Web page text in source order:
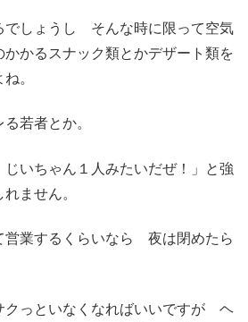
でしょうし そんな時に限って空気
かかるスナック類とかデザート類を
。
若者とか。
いちゃん１人みたいだぜ！」と強
ません。
営業するくらいなら 夜は閉めたら
クっといなくなればいいですが ヘ